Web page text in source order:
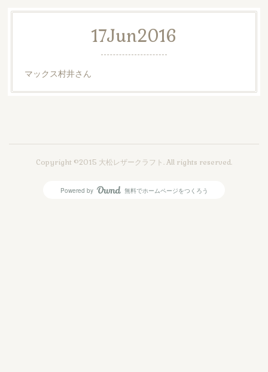
17Jun2016
マックス村井さん
Copyright ©2015 大松レザークラフト. All rights reserved.
Powered by AmebaOwnd
無料でホームページをつくろう